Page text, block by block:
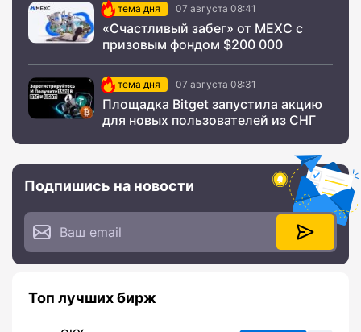
тема дня 07 августа 08:41
«Счастливый забег» от MEXC с
призовым фондом $200 000
тема дня 07 августа 08:31
Площадка Bitget запустила акцию
для новых пользователей из СНГ
Подпишись на новости
Топ лучших бирж